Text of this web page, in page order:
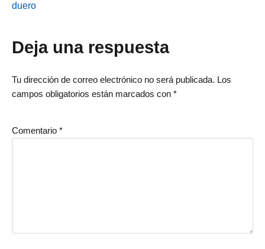
duero
Interacciones
con
los
lectores
Deja una respuesta
Tu dirección de correo electrónico no será publicada. Los
campos obligatorios están marcados con *
Comentario *